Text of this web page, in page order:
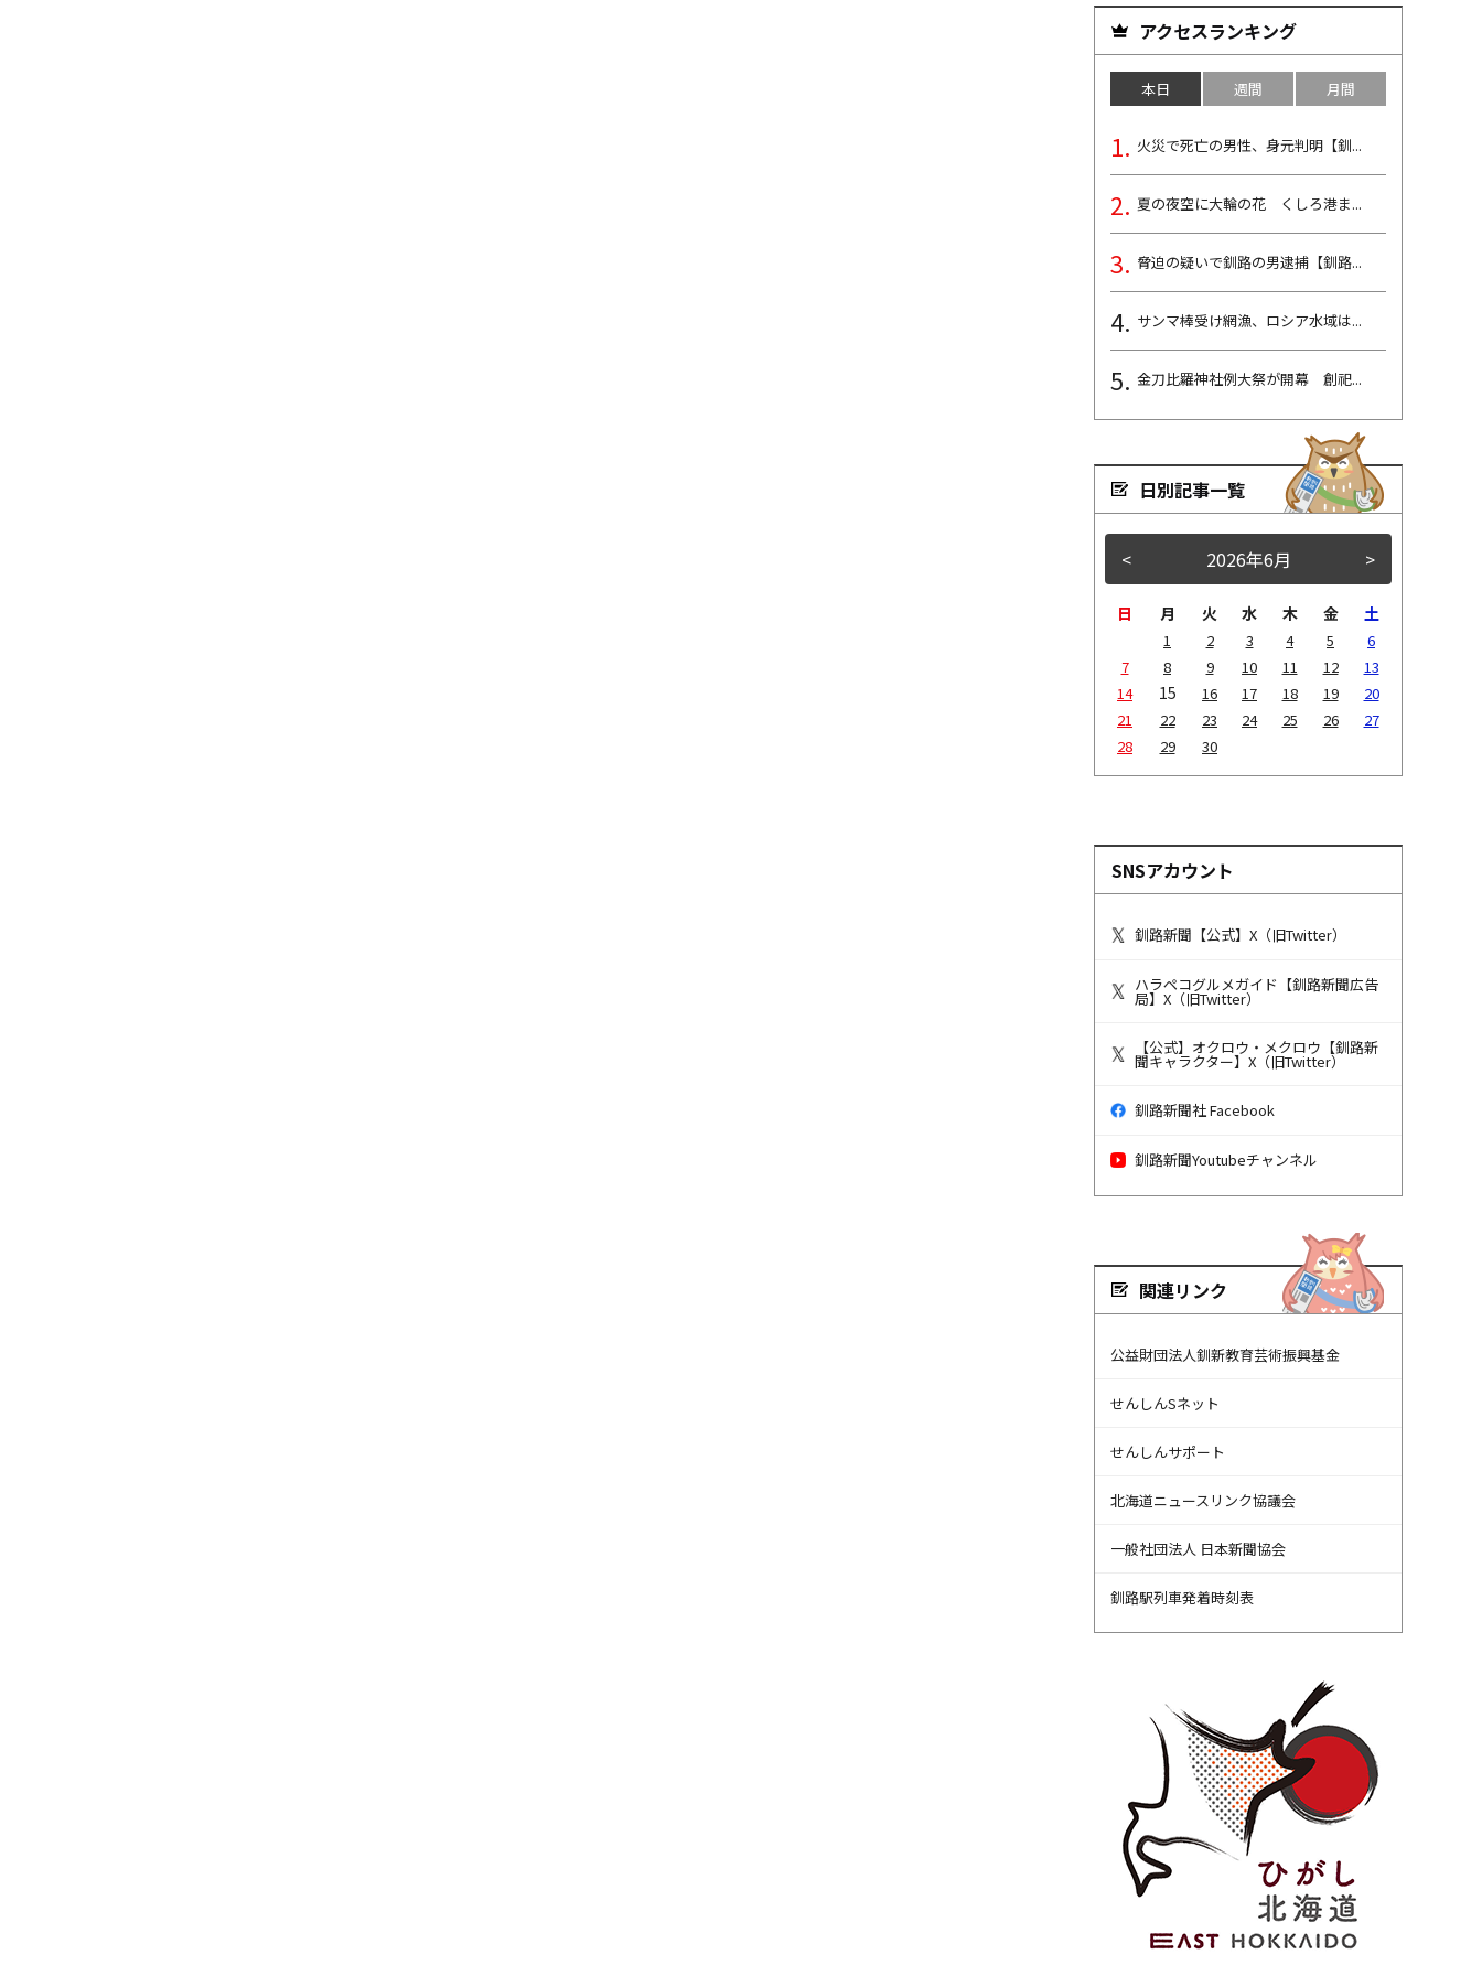
アクセスランキング
本日 週間 月間
火災で死亡の男性、身元判明【釧...
夏の夜空に大輪の花 くしろ港ま...
脅迫の疑いで釧路の男逮捕【釧路...
サンマ棒受け網漁、ロシア水域は...
金刀比羅神社例大祭が開幕 創祀...
日別記事一覧
< >
2026年6月
日 月 火 水 木 金 土
1 2 3 4 5
6
7
8 9 10 11 12
13
14
15 16 17 18 19
20
21
22 23 24 25 26
27
28
29 30
SNSアカウント
釧路新聞【公式】X（旧Twitter）
ハラペコグルメガイド【釧路新聞広告
局】X（旧Twitter）
【公式】オクロウ・メクロウ【釧路新
聞キャラクター】X（旧Twitter）
釧路新聞社 Facebook
釧路新聞Youtubeチャンネル
関連リンク
公益財団法人釧新教育芸術振興基金
せんしんSネット
せんしんサポート
北海道ニュースリンク協議会
一般社団法人 日本新聞協会
釧路駅列車発着時刻表